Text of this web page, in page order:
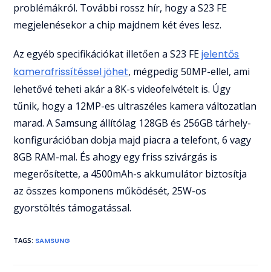
problémákról. További rossz hír, hogy a S23 FE
megjelenésekor a chip majdnem két éves lesz.
Az egyéb specifikációkat illetően a S23 FEjelentős
kamerafrissítéssel jöhet, mégpedig 50MP-ellel, ami
lehetővé teheti akár a 8K-s videofelvételt is. Úgy
tűnik, hogy a 12MP-es ultraszéles kamera változatlan
marad. A Samsung állítólag 128GB és 256GB tárhely-
konfigurációban dobja majd piacra a telefont, 6 vagy
8GB RAM-mal. És ahogy egy friss szivárgás is
megerősítette, a 4500mAh-s akkumulátor biztosítja
az összes komponens működését, 25W-os
gyorstöltés támogatással.
TAGS: SAMSUNG